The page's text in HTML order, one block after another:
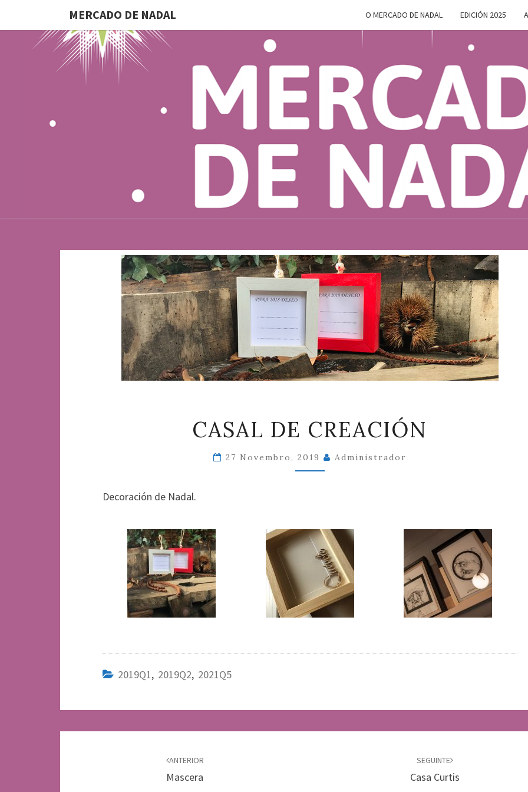
MERCADO DE NADAL O MERCADO DE NADAL EDICIÓN 2025
Do 28 De
Novembro
Ao 5 De
Xaneiro En
Compostela
DE
CASAL DE CREACIÓN
27 Novembro, 2019 Administrador
Decoración de Nadal.
2019Q1, 2019Q2, 2021Q5
ANTERIOR
Mascera
SEGUINTE
Casa Curtis